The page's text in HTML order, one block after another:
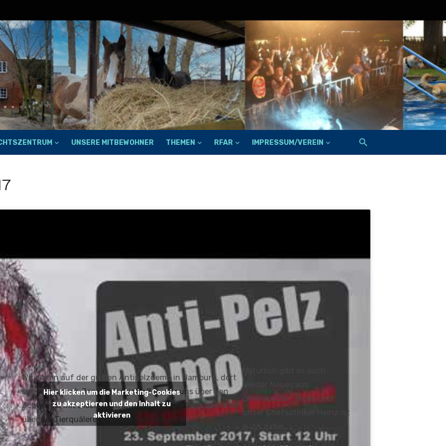
UNSERE MITBEWOHNER THEMEN RFAR IMPRESSUM/VEREIN
Wir waren auf der großen Antipelzdemo in Hamburg, dort
haben wir auch Jan Pefifer getroffen, der uns über den
Schwindel mit Bioeiern informierte und die Peta berichten
über die Tierquälerei in einem Schweinestall.
wieder Neues aus
Offenwarden, News und
unser Chefsatiriker Heinz ist
Hier klicken um die Marketing-Cookies
zu akzeptieren und den Inhalt zu
aktivieren